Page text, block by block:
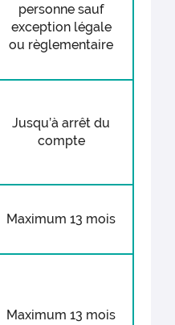
personne sauf
exception légale
ou règlementaire
Jusqu’à arrêt du
compte
Maximum 13 mois
Maximum 13 mois